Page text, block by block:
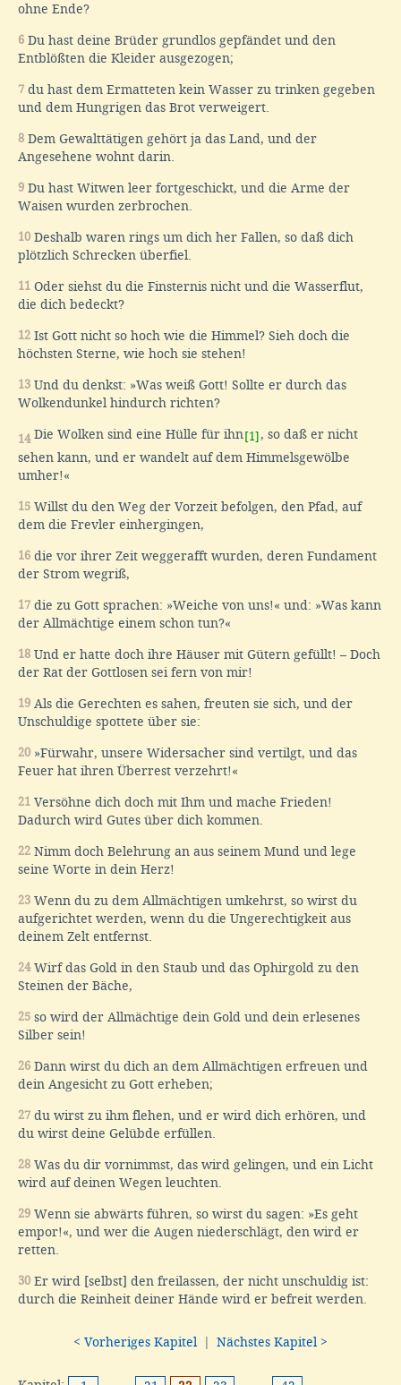
ohne Ende?
6 Du hast deine Brüder grundlos gepfändet und den
Entblößten die Kleider ausgezogen;
7 du hast dem Ermatteten kein Wasser zu trinken gegeben
und dem Hungrigen das Brot verweigert.
8 Dem Gewalttätigen gehört ja das Land, und der
Angesehene wohnt darin.
9 Du hast Witwen leer fortgeschickt, und die Arme der
Waisen wurden zerbrochen.
10 Deshalb waren rings um dich her Fallen, so daß dich
plötzlich Schrecken überfiel.
11 Oder siehst du die Finsternis nicht und die Wasserflut,
die dich bedeckt?
12 Ist Gott nicht so hoch wie die Himmel? Sieh doch die
höchsten Sterne, wie hoch sie stehen!
13 Und du denkst: »Was weiß Gott! Sollte er durch das
Wolkendunkel hindurch richten?
14 Die Wolken sind eine Hülle für ihn [1], so daß er nicht
sehen kann, und er wandelt auf dem Himmelsgewölbe
umher!«
15 Willst du den Weg der Vorzeit befolgen, den Pfad, auf
dem die Frevler einhergingen,
16 die vor ihrer Zeit weggerafft wurden, deren Fundament
der Strom wegriß,
17 die zu Gott sprachen: »Weiche von uns!« und: »Was kann
der Allmächtige einem schon tun?«
18 Und er hatte doch ihre Häuser mit Gütern gefüllt! – Doch
der Rat der Gottlosen sei fern von mir!
19 Als die Gerechten es sahen, freuten sie sich, und der
Unschuldige spottete über sie:
20 »Fürwahr, unsere Widersacher sind vertilgt, und das
Feuer hat ihren Überrest verzehrt!«
21 Versöhne dich doch mit Ihm und mache Frieden!
Dadurch wird Gutes über dich kommen.
22 Nimm doch Belehrung an aus seinem Mund und lege
seine Worte in dein Herz!
23 Wenn du zu dem Allmächtigen umkehrst, so wirst du
aufgerichtet werden, wenn du die Ungerechtigkeit aus
deinem Zelt entfernst.
24Wirf das Gold in den Staub und das Ophirgold zu den
Steinen der Bäche,
25 so wird der Allmächtige dein Gold und dein erlesenes
Silber sein!
26 Dann wirst du dich an dem Allmächtigen erfreuen und
dein Angesicht zu Gott erheben;
27 du wirst zu ihm flehen, und er wird dich erhören, und
du wirst deine Gelübde erfüllen.
28 Was du dir vornimmst, das wird gelingen, und ein Licht
wird auf deinen Wegen leuchten.
29 Wenn sie abwärts führen, so wirst du sagen: »Es geht
empor!«, und wer die Augen niederschlägt, den wird er
retten.
30 Er wird [selbst] den freilassen, der nicht unschuldig ist:
durch die Reinheit deiner Hände wird er befreit werden.
< Vorheriges Kapitel Nächstes Kapitel >